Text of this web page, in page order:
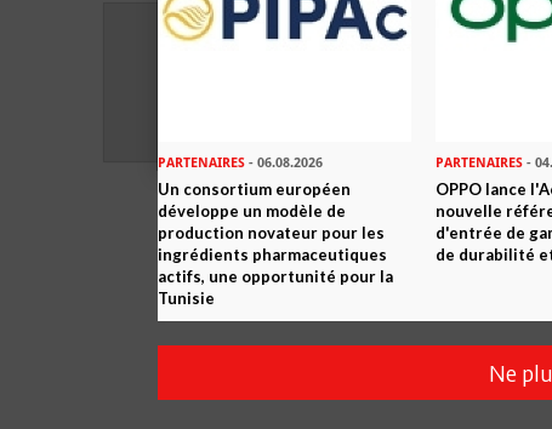
PARTENAIRES - 06.08.2026
Un consortium européen
développe un modèle de
production novateur pour les
ingrédients pharmaceutiques
actifs, une opportunité pour la
Tunisie
PARTENAIRES -
OPPO lance
nouvelle
d'entrée de
de durabilité
Ne